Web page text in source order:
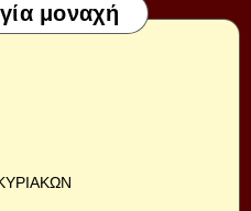
μοναχή